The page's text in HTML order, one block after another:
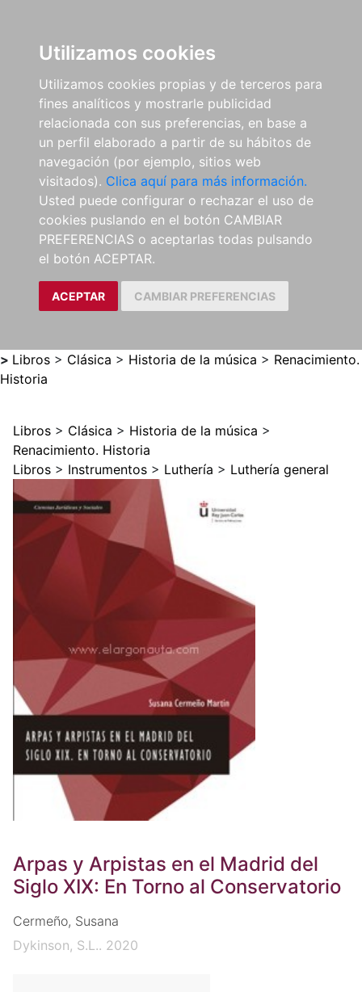
Utilizamos cookies
Utilizamos cookies propias y de terceros para
fines analíticos y mostrarle publicidad
relacionada con sus preferencias, en base a
un perfil elaborado a partir de su hábitos de
navegación (por ejemplo, sitios web
visitados). Clica aquí para más información.
Usted puede configurar o rechazar el uso de
cookies puslando en el botón CAMBIAR
PREFERENCIAS o aceptarlas todas pulsando
el botón ACEPTAR.
ACEPTAR CAMBIAR PREFERENCIAS
> Libros > Clásica > Historia de la música > Renacimiento.
Historia
Libros > Clásica > Historia de la música >
Renacimiento. Historia
Libros > Instrumentos > Luthería > Luthería general
Arpas y Arpistas en el Madrid del
Siglo XIX: En Torno al Conservatorio
Cermeño, Susana
Dykinson, S.L.. 2020